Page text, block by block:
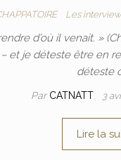
Les
d’où il venait. »
et je déteste être en
déteste
Par CATNATT 3
Lire la